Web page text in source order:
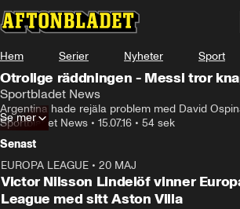
Hem Serier Nyheter Sport
Otrolige räddningen - Messi tror
Sportbladet News
Argentina hade rejäla problem med David
Sportbladet News • 15.07.16 • 54 sek
Se mer
Senast
EUROPA LEAGUE • 20 MAJ
Victor Nilsson Lindelöf vinner
League med sitt Aston Villa